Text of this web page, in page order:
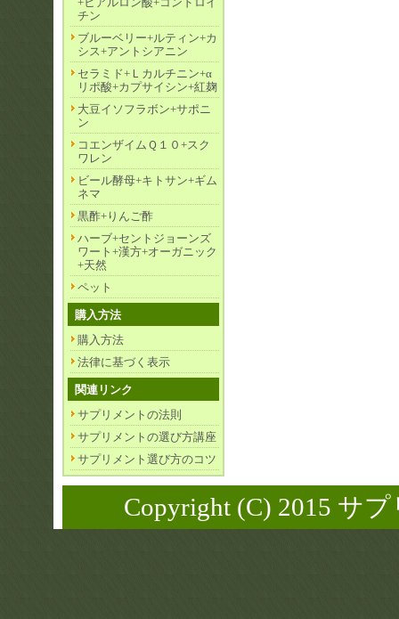
チン
ブルーベリー+ルティン+カ
シス+アントシアニン
セラミド+Ｌカルチニン+α
リポ酸+カプサイシン+紅麹
大豆イソフラボン+サポニ
ン
コエンザイムＱ１０+スク
ワレン
ビール酵母+キトサン+ギム
ネマ
黒酢+りんご酢
ハーブ+セントジョーンズ
ワート+漢方+オーガニック
+天然
ペット
購入方法
購入方法
法律に基づく表示
関連リンク
サプリメントの法則
サプリメントの選び方講座
サプリメント選び方のコツ
Copyright (C) 2015 サ